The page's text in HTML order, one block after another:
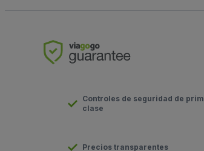
Controles de seguridad de
clase
Precios transparentes